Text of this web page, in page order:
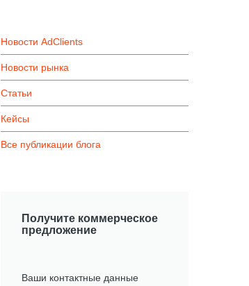
Новости AdClients
Новости рынка
Статьи
Кейсы
Все публикации блога
Получите коммерческое
предложение
Ваши контактные данные